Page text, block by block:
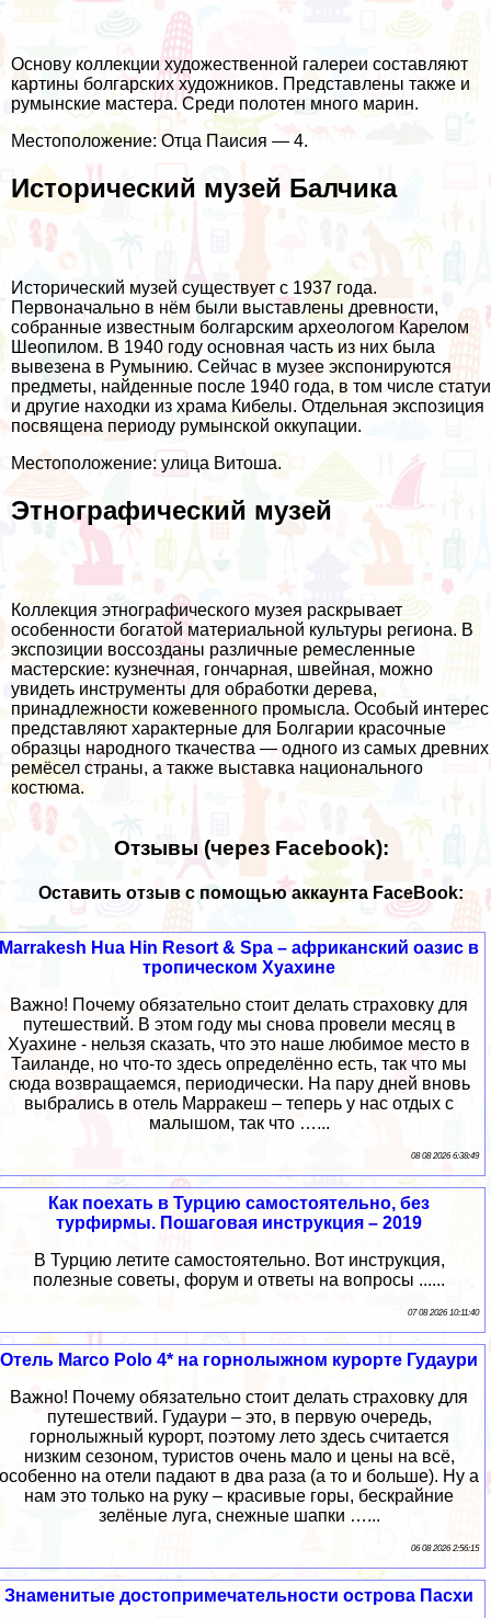
Основу коллекции художественной галереи составляют
картины болгарских художников. Представлены также и
румынские мастера. Среди полотен много марин.
Местоположение: Отца Паисия — 4.
Исторический музей Балчика
Исторический музей существует с 1937 года.
Первоначально в нём были выставлены древности,
собранные известным болгарским археологом Карелом
Шеопилом. В 1940 году основная часть из них была
вывезена в Румынию. Сейчас в музее экспонируются
предметы, найденные после 1940 года, в том числе статуи
и другие находки из храма Кибелы. Отдельная экспозиция
посвящена периоду румынской оккупации.
Местоположение: улица Витоша.
Этнографический музей
Коллекция этнографического музея раскрывает
особенности богатой материальной культуры региона. В
экспозиции воссозданы различные ремесленные
мастерские: кузнечная, гончарная, швейная, можно
увидеть инструменты для обработки дерева,
принадлежности кожевенного промысла. Особый интерес
представляют характерные для Болгарии красочные
образцы народного ткачества — одного из самых древних
ремёсел страны, а также выставка национального
костюма.
Отзывы (через Facebook):
Оставить отзыв с помощью аккаунта FaceBook:
Marrakesh Hua Hin Resort & Spa – африканский оазис в
тропическом Хуахине
Важно! Почему обязательно стоит делать страховку для
путешествий. В этом году мы снова провели месяц в
Хуахине - нельзя сказать, что это наше любимое место в
Таиланде, но что-то здесь определённо есть, так что мы
сюда возвращаемся, периодически. На пару дней вновь
выбрались в отель Марракеш – теперь у нас отдых с
малышом, так что …...
08 08 2026 6:38:49
Как поехать в Турцию самостоятельно, без
турфирмы. Пошаговая инструкция – 2019
В Турцию летите самостоятельно. Вот инструкция,
полезные советы, форум и ответы на вопросы ......
07 08 2026 10:11:40
Oтель Marco Polo 4* на горнолыжном курорте Гудаури
Важно! Почему обязательно стоит делать страховку для
путешествий. Гудаури – это, в первую очередь,
горнолыжный курорт, поэтому лето здесь считается
низким сезоном, туристов очень мало и цены на всё,
особенно на отели падают в два раза (а то и больше). Ну а
нам это только на руку – красивые горы, бескрайние
зелёные луга, снежные шапки …...
06 08 2026 2:56:15
Знаменитые достопримечательности острова Пасхи